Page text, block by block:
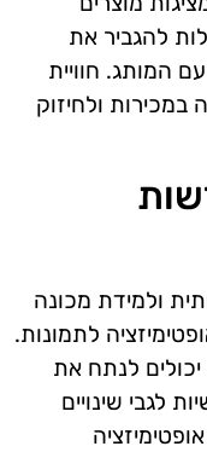
להגביר את
המותג. חוויית
במכירות ולחיזוק
ולמידת מכונה
לתמונות.
יכולים לנתח את
לגבי שינויים